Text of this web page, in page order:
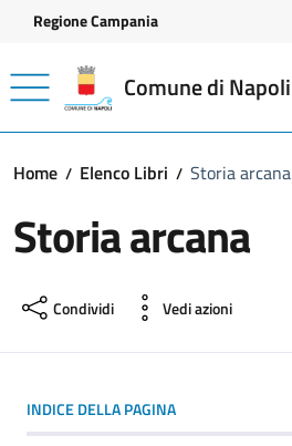
Vai ai contenuti
Vai al footer
Regione Campania
Comune di Napoli
Home Elenco Libri Storia arcana
Storia arcana
Condividi Vedi azioni
INDICE DELLA PAGINA